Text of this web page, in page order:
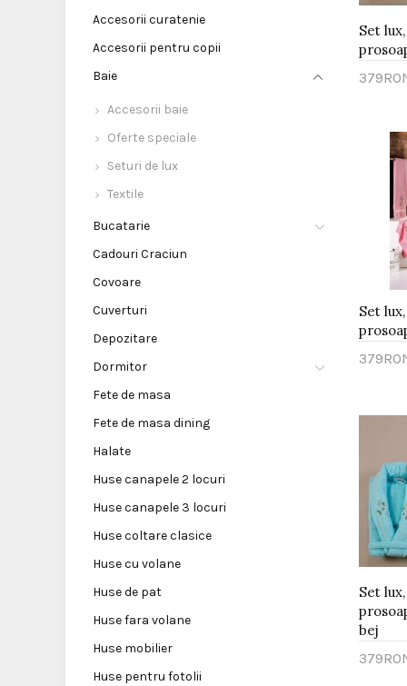
Accesorii curatenie
Accesorii pentru copii
Baie
Accesorii baie
Oferte speciale
Seturi de lux
Textile
Bucatarie
Cadouri Craciun
Covoare
Cuverturi
Depozitare
Dormitor
Fete de masa
Fete de masa dining
Halate
Huse canapele 2 locuri
Huse canapele 3 locuri
Huse coltare clasice
Huse cu volane
Huse de pat
Huse fara volane
Huse mobilier
Huse pentru fotolii
Set
Set
Set
bej